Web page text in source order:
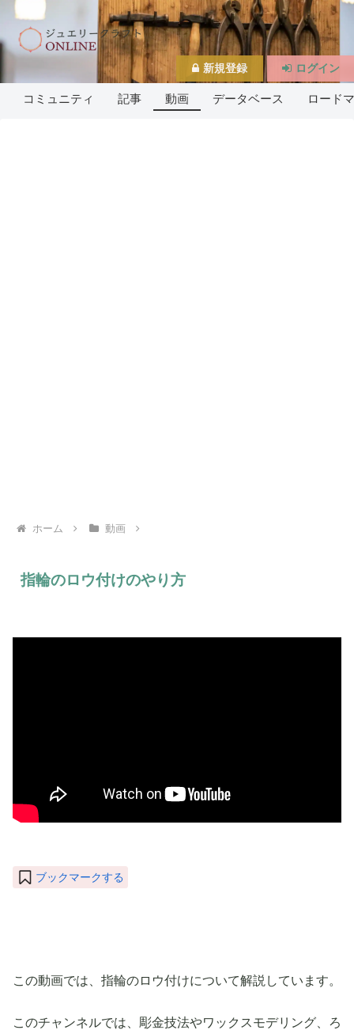
コミュニティ 記事 動画 データベース ロード
ホーム 動画
指輪のロウ付けのやり方
ブックマークする
この動画では、指輪のロウ付けについて解説しています。
このチャンネルでは、彫金技法やワックスモデリング、ろ
新規登録 ログイン